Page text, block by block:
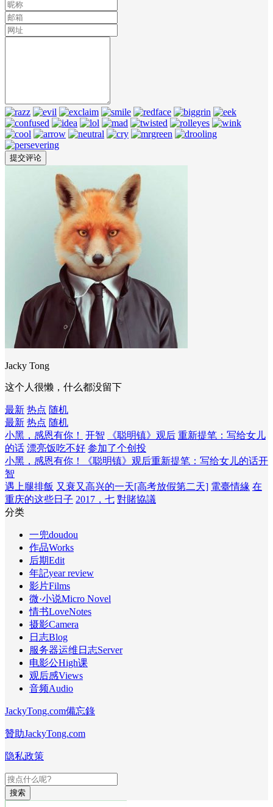
Jacky Tong
这个人很懒，什么都没留下
最新 热点 随机
最新 热点 随机
小黑，感恩有你！
开智 《聪明镇》观后 重新提笔：写给女儿
的话 漂亮饭吃不好 参加了个创投
小黑，感恩有你！
《聪明镇》观后重新提笔：写给女儿的话开
智
遇上腿排飯 又衰又高兴的一天[高考放假第二天] 電臺情緣 在
重庆的这些日子 2017，七 對賭協議
分类
一兜doudou
作品Works
后期Edit
年記year review
影片Films
微·小说Micro Novel
情书LoveNotes
摄影Camera
日志Blog
服务器运维日志Server
电影公High课
观后感Views
音频Audio
JackyTong.com備忘錄
贊助JackyTong.com
隐私政策
搜索